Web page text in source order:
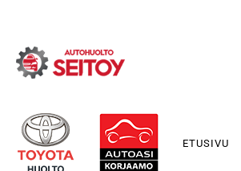
content
ETUSIVU